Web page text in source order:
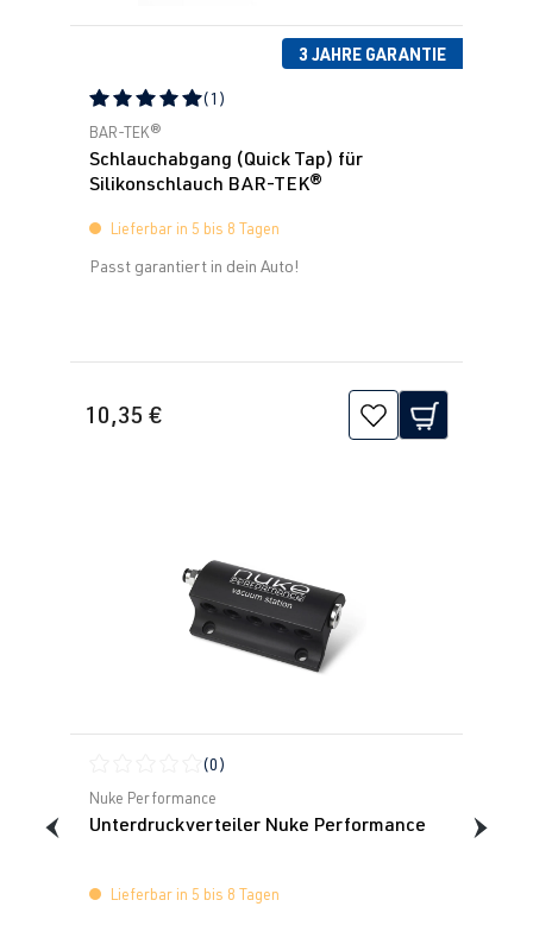
3 JAHRE GARANTIE
Durchschnittliche Bewertung von 5 von 5 Sternen
(1)
BAR-TEK®
Schlauchabgang (Quick Tap) für
Silikonschlauch BAR-TEK®
Lieferbar in 5 bis 8 Tagen
Passt garantiert in dein Auto!
10,35 €
Durchschnittliche Bewertung von 0 von 5 Sternen
(0)
Nuke Performance
Unterdruckverteiler Nuke Performance
Lieferbar in 5 bis 8 Tagen